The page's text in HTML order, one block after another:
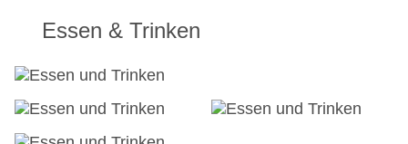
Essen & Trinken